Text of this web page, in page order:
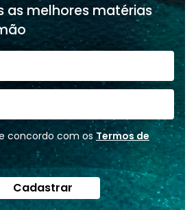
as melhores matérias
concordo com os Termos de
Cadastrar